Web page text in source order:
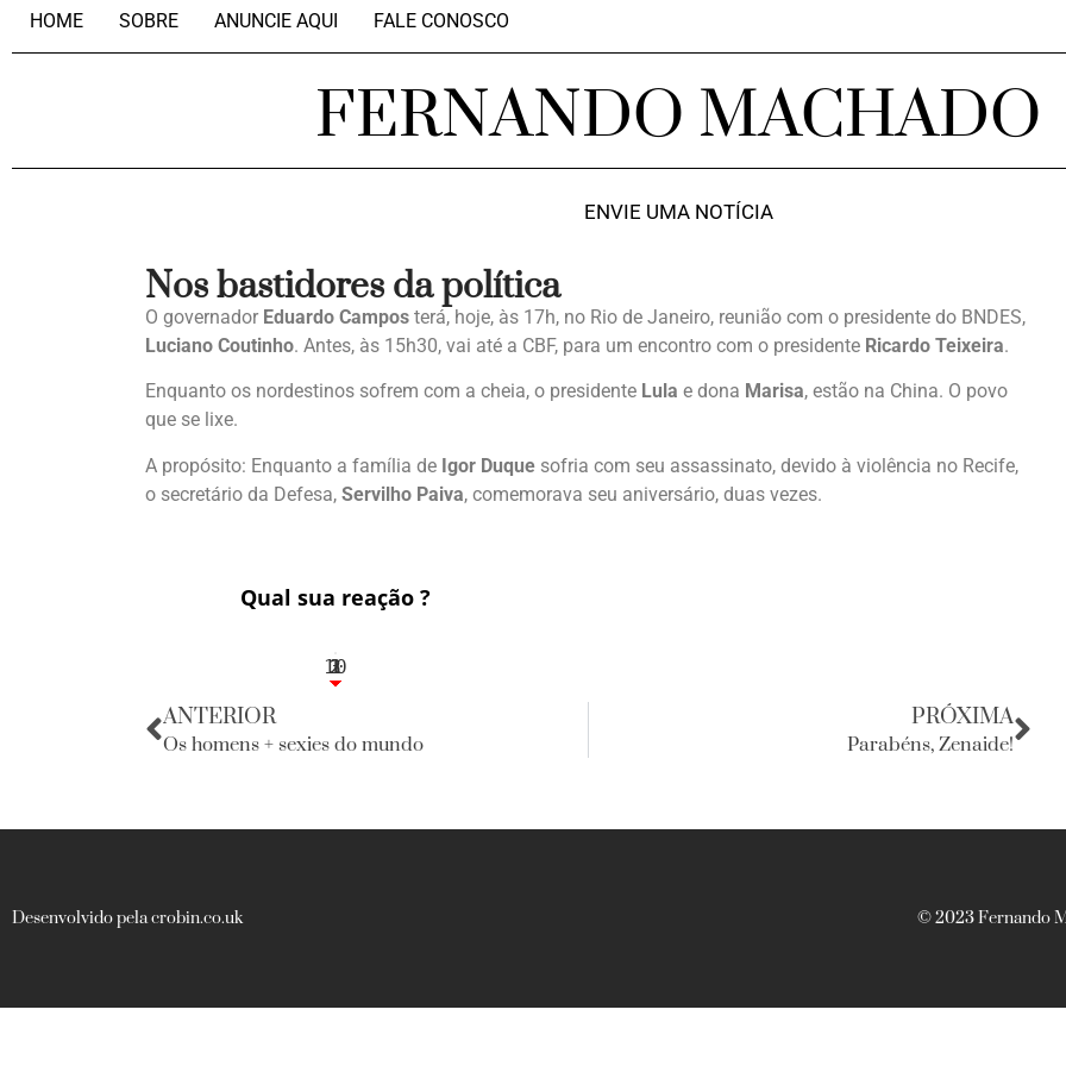
HOME SOBRE ANUNCIE AQUI FALE CONOSCO
FERNANDO MACHADO
ENVIE UMA NOTÍCIA
Nos bastidores da política
O governador Eduardo Campos terá, hoje, às 17h, no Rio de Janeiro, reunião com o presidente do BNDES,
Luciano Coutinho. Antes, às 15h30, vai até a CBF, para um encontro com o presidente Ricardo Teixeira.
Enquanto os nordestinos sofrem com a cheia, o presidente Lula e dona Marisa, estão na China. O povo
que se lixe.
A propósito: Enquanto a família de Igor Duque sofria com seu assassinato, devido à violência no Recife,
o secretário da Defesa, Servilho Paiva, comemorava seu aniversário, duas vezes.
Qual sua reação ?
3
1
1
2
10
ANTERIOR
Os homens + sexies do mundo
PRÓXIMA
Parabéns, Zenaide!
Desenvolvido pela crobin.co.uk © 2023 Fernando